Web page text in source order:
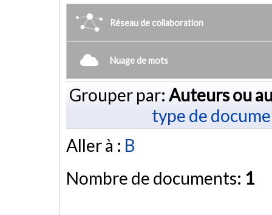
Réseau de collaboration
Nuage de mots
Grouper par: Auteurs ou
type de
Aller à : B
Nombre de documents: 1